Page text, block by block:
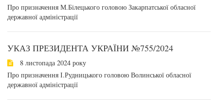
Про призначення М.Білецького головою Закарпатської обласної
державної адміністрації
УКАЗ ПРЕЗИДЕНТА УКРАЇНИ №755/2024
8 листопада 2024 року
Про призначення І.Рудницького головою Волинської обласної
державної адміністрації